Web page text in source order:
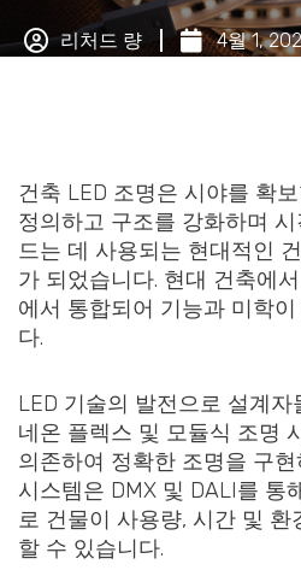
리처드 량 4월 1,
건축 LED 조명은 시야를 확
정의하고 구조를 강화하며
드는 데 사용되는 현대적인
가 되었습니다. 현대 건축에
에서 통합되어 기능과 미학
다.
LED 기술의 발전으로 설계자
네온 플렉스 및 모듈식 조명
의존하여 정확한 조명을 구
시스템은 DMX 및 DALI를 통
로 건물이 사용량, 시간 및 환
할 수 있습니다.